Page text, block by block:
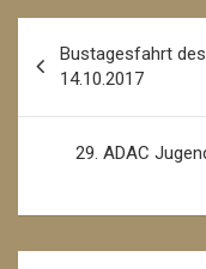
Navigation
Bustagesfahrt
14.10.2017
29. ADAC